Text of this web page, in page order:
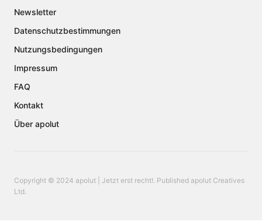
Newsletter
Datenschutzbestimmungen
Nutzungsbedingungen
Impressum
FAQ
Kontakt
Über apolut
Copyright © 2024 apolut | Jetzt erst recht!. Published apolut Creatives
Ltd.